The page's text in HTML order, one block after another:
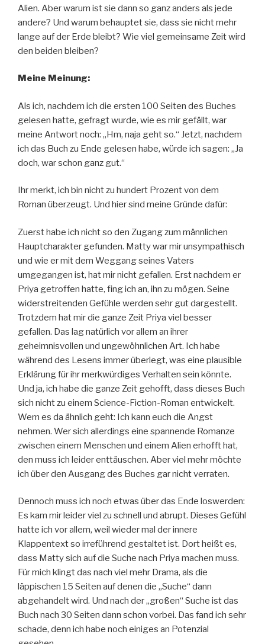
Alien. Aber warum ist sie dann so ganz anders als jede
andere? Und warum behauptet sie, dass sie nicht mehr
lange auf der Erde bleibt? Wie viel gemeinsame Zeit wird
den beiden bleiben?
Meine Meinung:
Als ich, nachdem ich die ersten 100 Seiten des Buches
gelesen hatte, gefragt wurde, wie es mir gefällt, war
meine Antwort noch: „Hm, naja geht so.“ Jetzt, nachdem
ich das Buch zu Ende gelesen habe, würde ich sagen: „Ja
doch, war schon ganz gut.“
Ihr merkt, ich bin nicht zu hundert Prozent von dem
Roman überzeugt. Und hier sind meine Gründe dafür:
Zuerst habe ich nicht so den Zugang zum männlichen
Hauptcharakter gefunden. Matty war mir unsympathisch
und wie er mit dem Weggang seines Vaters
umgegangen ist, hat mir nicht gefallen. Erst nachdem er
Priya getroffen hatte, fing ich an, ihn zu mögen. Seine
widerstreitenden Gefühle werden sehr gut dargestellt.
Trotzdem hat mir die ganze Zeit Priya viel besser
gefallen. Das lag natürlich vor allem an ihrer
geheimnisvollen und ungewöhnlichen Art. Ich habe
während des Lesens immer überlegt, was eine plausible
Erklärung für ihr merkwürdiges Verhalten sein könnte.
Und ja, ich habe die ganze Zeit gehofft, dass dieses Buch
sich nicht zu einem Science-Fiction-Roman entwickelt.
Wem es da ähnlich geht: Ich kann euch die Angst
nehmen. Wer sich allerdings eine spannende Romanze
zwischen einem Menschen und einem Alien erhofft hat,
den muss ich leider enttäuschen. Aber viel mehr möchte
ich über den Ausgang des Buches gar nicht verraten.
Dennoch muss ich noch etwas über das Ende loswerden:
Es kam mir leider viel zu schnell und abrupt. Dieses Gefühl
hatte ich vor allem, weil wieder mal der innere
Klappentext so irreführend gestaltet ist. Dort heißt es,
dass Matty sich auf die Suche nach Priya machen muss.
Für mich klingt das nach viel mehr Drama, als die
läppischen 15 Seiten auf denen die „Suche“ dann
abgehandelt wird. Und nach der „großen“ Suche ist das
Buch nach 30 Seiten dann schon vorbei. Das fand ich sehr
schade, denn ich habe noch einiges an Potenzial